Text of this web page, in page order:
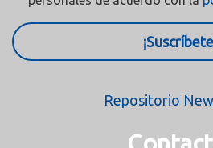
He leído y acepto el